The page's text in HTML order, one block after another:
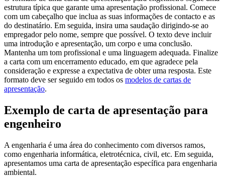
estrutura típica que garante uma apresentação profissional. Comece
com um cabeçalho que inclua as suas informações de contacto e as
do destinatário. Em seguida, insira uma saudação dirigindo-se ao
empregador pelo nome, sempre que possível. O texto deve incluir
uma introdução e apresentação, um corpo e uma conclusão.
Mantenha um tom profissional e uma linguagem adequada. Finalize
a carta com um encerramento educado, em que agradece pela
consideração e expresse a expectativa de obter uma resposta. Este
formato deve ser seguido em todos os modelos de cartas de
apresentação.
Exemplo de carta de apresentação para
engenheiro
A engenharia é uma área do conhecimento com diversos ramos,
como engenharia informática, eletrotécnica, civil, etc. Em seguida,
apresentamos uma carta de apresentação específica para engenharia
ambiental.